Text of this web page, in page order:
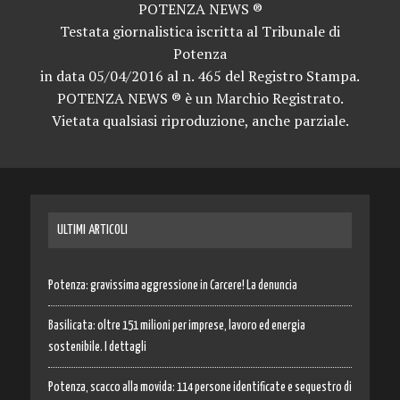
POTENZA NEWS ®
Testata giornalistica iscritta al Tribunale di
Potenza
in data 05/04/2016 al n. 465 del Registro Stampa.
POTENZA NEWS ® è un Marchio Registrato.
Vietata qualsiasi riproduzione, anche parziale.
ULTIMI ARTICOLI
Potenza: gravissima aggressione in Carcere! La denuncia
Basilicata: oltre 151 milioni per imprese, lavoro ed energia
sostenibile. I dettagli
Potenza, scacco alla movida: 114 persone identificate e sequestro di